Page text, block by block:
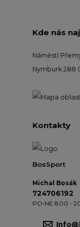
Kde nás
Náměstí
Nymburk 288
Kontakty
BosSport
Michal Bosák
724706192
PO-NE 8:00 -